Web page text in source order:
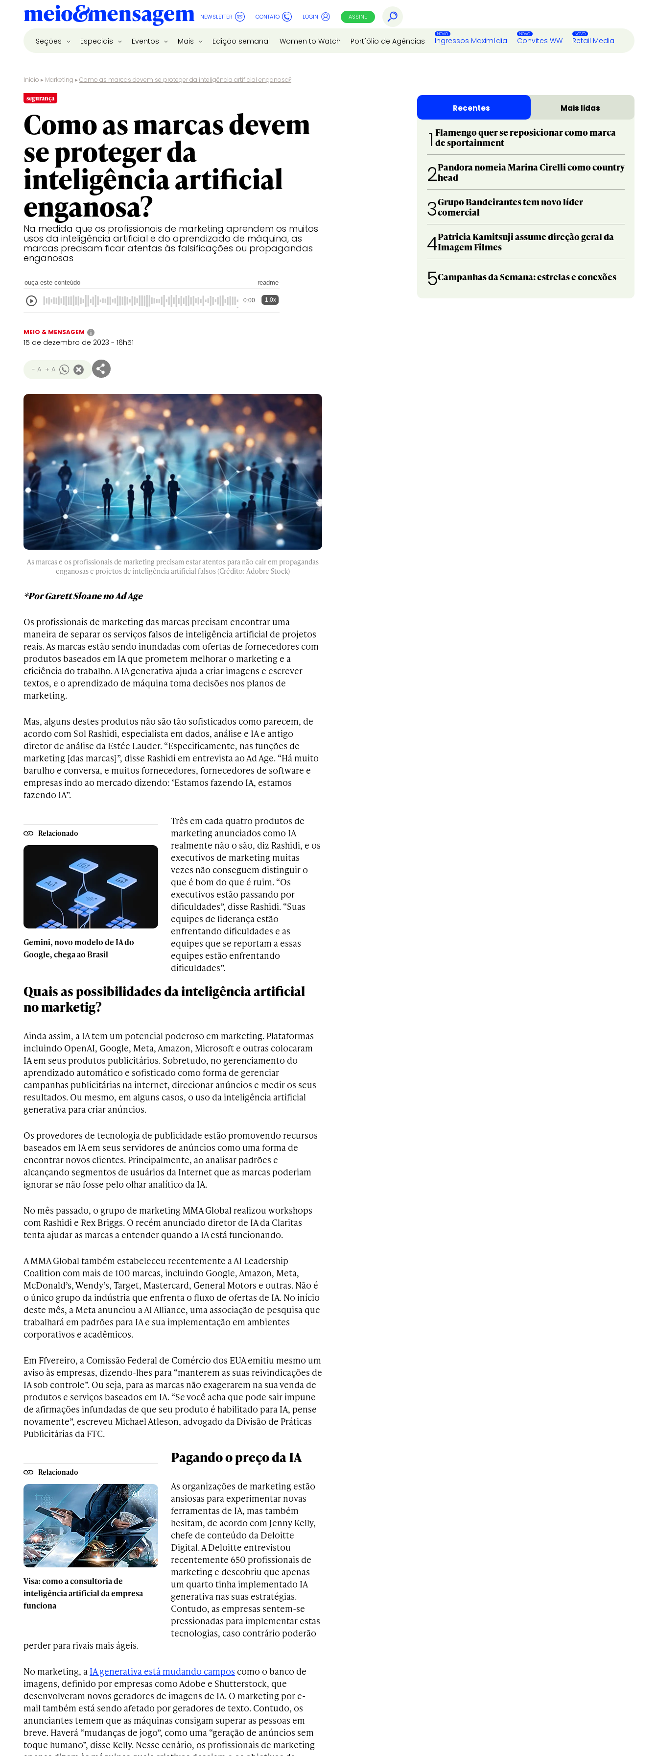
NEWSLETTER CONTATO LOGIN ASSINE
Seções Especiais Eventos Mais Edição semanal Women to Watch Portfólio de Agências Ingressos Maximídia Convites WW Retail Media
Início ▸ Marketing ▸Como as marcas devem se proteger da inteligência artificial enganosa?
segurança
Como as marcas devem
se proteger da
inteligência artificial
enganosa?
Na medida que os profissionais de marketing aprendem os muitos
usos da inteligência artificial e do aprendizado de máquina, as
marcas precisam ficar atentas às falsificações ou propagandas
enganosas
ouça este conteúdo readme
0:00 1.0x
MEIO & MENSAGEM i
15 de dezembro de 2023 - 16h51
- A + A
As marcas e os profissionais de marketing precisam estar atentos para não cair em propagandas
enganosas e projetos de inteligência artificial falsos (Crédito: Adobre Stock)
*Por Garett Sloane no Ad Age
Os profissionais de marketing das marcas precisam encontrar uma
maneira de separar os serviços falsos de inteligência artificial de projetos
reais. As marcas estão sendo inundadas com ofertas de fornecedores com
produtos baseados em IA que prometem melhorar o marketing e a
eficiência do trabalho. A IA generativa ajuda a criar imagens e escrever
textos, e o aprendizado de máquina toma decisões nos planos de
marketing.
Mas, alguns destes produtos não são tão sofisticados como parecem, de
acordo com Sol Rashidi, especialista em dados, análise e IA e antigo
diretor de análise da Estée Lauder. “Especificamente, nas funções de
marketing [das marcas]”, disse Rashidi em entrevista ao Ad Age. “Há muito
barulho e conversa, e muitos fornecedores, fornecedores de software e
empresas indo ao mercado dizendo: ‘Estamos fazendo IA, estamos
fazendo IA”.
Relacionado
Gemini, novo modelo de IA do
Google, chega ao Brasil
Três em cada quatro produtos de
marketing anunciados como IA
realmente não o são, diz Rashidi, e os
executivos de marketing muitas
vezes não conseguem distinguir o
que é bom do que é ruim. “Os
executivos estão passando por
dificuldades”, disse Rashidi. “Suas
equipes de liderança estão
enfrentando dificuldades e as
equipes que se reportam a essas
equipes estão enfrentando
dificuldades”.
Quais as possibilidades da inteligência artificial
no marketig?
Ainda assim, a IA tem um potencial poderoso em marketing. Plataformas
incluindo OpenAI, Google, Meta, Amazon, Microsoft e outras colocaram
IA em seus produtos publicitários. Sobretudo, no gerenciamento do
aprendizado automático e sofisticado como forma de gerenciar
campanhas publicitárias na internet, direcionar anúncios e medir os seus
resultados. Ou mesmo, em alguns casos, o uso da inteligência artificial
generativa para criar anúncios.
Os provedores de tecnologia de publicidade estão promovendo recursos
baseados em IA em seus servidores de anúncios como uma forma de
encontrar novos clientes. Principalmente, ao analisar padrões e
alcançando segmentos de usuários da Internet que as marcas poderiam
ignorar se não fosse pelo olhar analítico da IA.
No mês passado, o grupo de marketing MMA Global realizou workshops
com Rashidi e Rex Briggs. O recém anunciado diretor de IA da Claritas
tenta ajudar as marcas a entender quando a IA está funcionando.
A MMA Global também estabeleceu recentemente a AI Leadership
Coalition com mais de 100 marcas, incluindo Google, Amazon, Meta,
McDonald’s, Wendy’s, Target, Mastercard, General Motors e outras. Não é
o único grupo da indústria que enfrenta o fluxo de ofertas de IA. No início
deste mês, a Meta anunciou a AI Alliance, uma associação de pesquisa que
trabalhará em padrões para IA e sua implementação em ambientes
corporativos e acadêmicos.
Em Ffvereiro, a Comissão Federal de Comércio dos EUA emitiu mesmo um
aviso às empresas, dizendo-lhes para “manterem as suas reivindicações de
IA sob controle”. Ou seja, para as marcas não exagerarem na sua venda de
produtos e serviços baseados em IA. “Se você acha que pode sair impune
de afirmações infundadas de que seu produto é habilitado para IA, pense
novamente”, escreveu Michael Atleson, advogado da Divisão de Práticas
Publicitárias da FTC.
Relacionado
Visa: como a consultoria de
inteligência artificial da empresa
funciona
Pagando o preço da IA
As organizações de marketing estão
ansiosas para experimentar novas
ferramentas de IA, mas também
hesitam, de acordo com Jenny Kelly,
chefe de conteúdo da Deloitte
Digital. A Deloitte entrevistou
recentemente 650 profissionais de
marketing e descobriu que apenas
um quarto tinha implementado IA
generativa nas suas estratégias.
Contudo, as empresas sentem-se
pressionadas para implementar estas
tecnologias, caso contrário poderão
perder para rivais mais ágeis.
No marketing, a IA generativa está mudando campos como o banco de
imagens, definido por empresas como Adobe e Shutterstock, que
desenvolveram novos geradores de imagens de IA. O marketing por e-
mail também está sendo afetado por geradores de texto. Contudo, os
anunciantes temem que as máquinas consigam superar as pessoas em
breve. Haverá “mudanças de jogo”, como uma “geração de anúncios sem
toque humano”, disse Kelly. Nesse cenário, os profissionais de marketing
Recentes Mais lidas
1 Flamengo quer se reposicionar como marca
de sportainment
2Pandora nomeia Marina Cirelli como country
head
3Grupo Bandeirantes tem novo líder
comercial
4Patricia Kamitsuji assume direção geral da
Imagem Filmes
5Campanhas da Semana: estrelas e conexões